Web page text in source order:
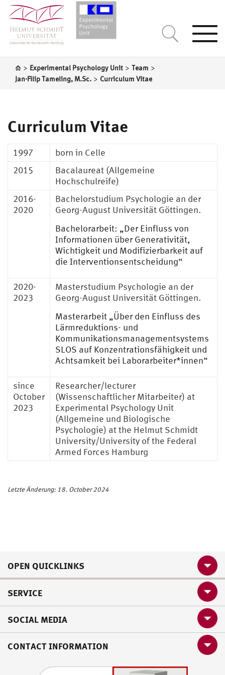
> Experimental Psychology Unit > Team >
Jan-Filip Tameling, M.Sc. > Curriculum Vitae
Curriculum Vitae
1997
born in Celle
2015
Bacalaureat (Allgemeine
Hochschulreife)
2016-
2020
Bachelorstudium Psychologie an der
Georg-August Universität Göttingen.
Bachelorarbeit: „Der Einfluss von
Informationen über Generativität,
Wichtigkeit und Modifizierbarkeit auf
die Interventionsentscheidung“
2020-
2023
Masterstudium Psychologie an der
Georg-August Universität Göttingen.
Masterarbeit „Über den Einfluss des
Lärmreduktions- und
Kommunikationsmanagementsystems
SLOS auf Konzentrationsfähigkeit und
Achtsamkeit bei Laborarbeiter*innen“
since
October
2023
Researcher/lecturer
(Wissenschaftlicher Mitarbeiter) at
Experimental Psychology Unit
(Allgemeine und Biologische
Psychologie) at the Helmut Schmidt
University/University of the Federal
Armed Forces Hamburg
Letzte Änderung: 18. October 2024
OPEN QUICKLINKS
SERVICE
SOCIAL MEDIA
CONTACT INFORMATION